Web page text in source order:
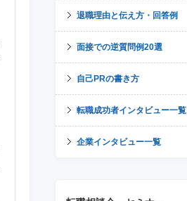
退職理由と伝え方・回答例
面接での逆質問例20選
自己PRの書き方
転職成功者インタビュー一覧
企業インタビュー一覧